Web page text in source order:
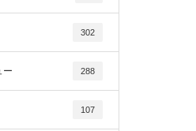
302
ー 288
107